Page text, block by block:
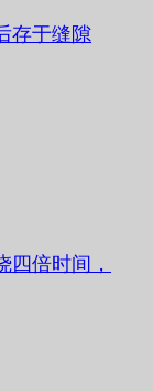
存于缝隙
四倍时间，